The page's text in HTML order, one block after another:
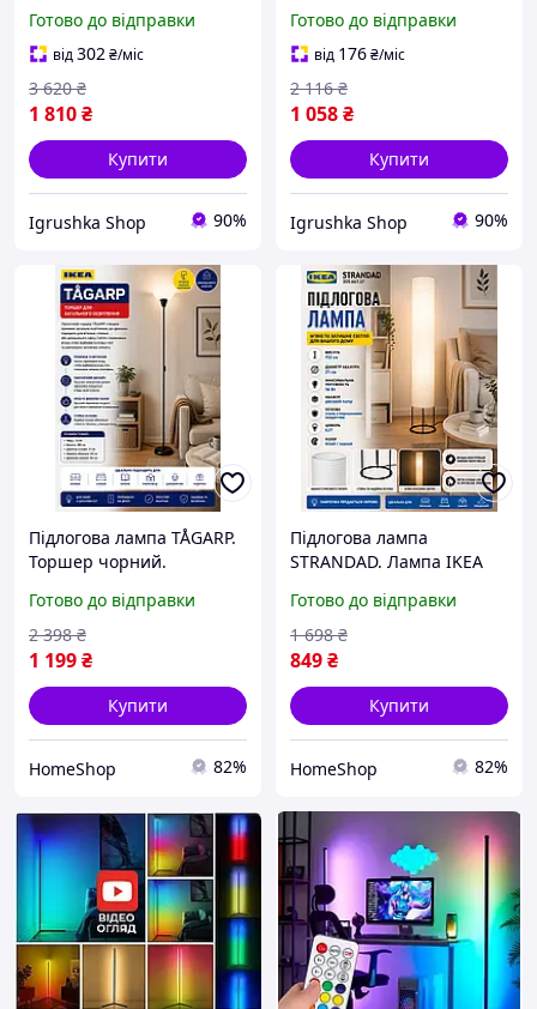
торшер, Торшер для
читання підлоговий
вигнутий, Торшер
світлодіодний, RYH
Готово до відправки
від302₴/міс
1 810₴
3 620 ₴
Купити
Igrushka Shop 90%
підлоговий, Світлодіодна
лампа для торшера,
Модні торшери, RYH
Готово до відправки
від 176₴/міс
1 058₴
2 116 ₴
Купити
Igrushka Shop 90%
Підлогова лампа TÅGARP.
Торшер чорний.
IKEA 204.040.95
Готово до відправки
1 199₴
2 398 ₴
Купити
HomeShop 82%
Підлогова лампа
STRANDAD. Лампа IKEA
лампа з торшером IKEA.
Готово до відправки
849₴
1 698 ₴
Купити
HomeShop 82%